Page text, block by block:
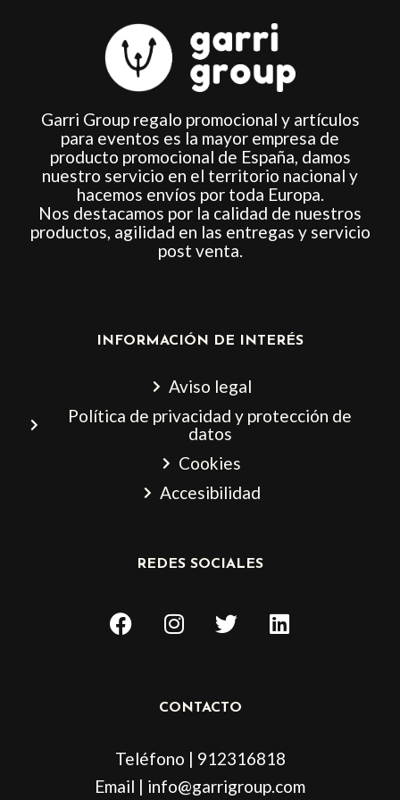
Garri Group regalo promocional y artículos
para eventos es la mayor empresa de
producto promocional de España, damos
nuestro servicio en el territorio nacional y
hacemos envíos por toda Europa.
Nos destacamos por la calidad de nuestros
productos, agilidad en las entregas y servicio
post venta.
INFORMACIÓN DE INTERÉS
Aviso legal
Política de privacidad y protección de
datos
Cookies
Accesibilidad
REDES SOCIALES
F
a
k
I
n
a
a
m
T
w
t
L
i
n
CONTACTO
Teléfono | 912316818
Email | info@garrigroup.com